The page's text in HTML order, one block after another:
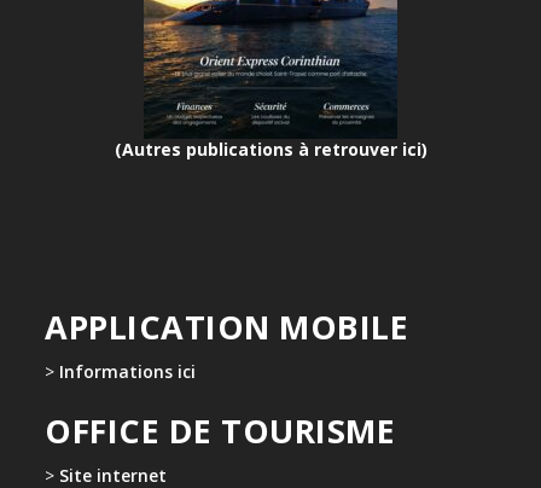
(Autres publications à retrouver ici)
APPLICATION MOBILE
> Informations ici
OFFICE DE TOURISME
> Site internet